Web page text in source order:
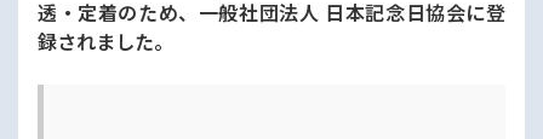
透・定着のため、一般社団法人 日本記念日協会に登
録されました。